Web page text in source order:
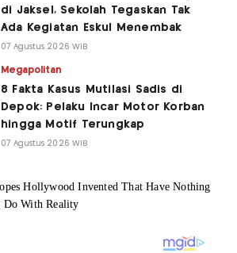
di Jaksel, Sekolah Tegaskan Tak
Ada Kegiatan Eskul Menembak
07 Agustus 2026 WIB
Megapolitan
8 Fakta Kasus Mutilasi Sadis di
Depok: Pelaku Incar Motor Korban
hingga Motif Terungkap
07 Agustus 2026 WIB